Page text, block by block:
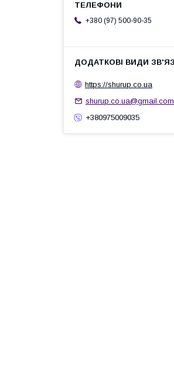
+380 (97) 500-90-35
https://shurup.co.ua
shurup.co.ua@gmail.com
+380975009035